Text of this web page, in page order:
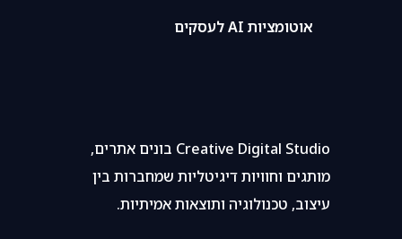
אוטומציות AI לעסקים
Creative Digital Studio בונים אתרים,
מותגים וחוויות דיגיטליות שמחברות בין
עיצוב, טכנולוגיה ותוצאות אמיתיות.